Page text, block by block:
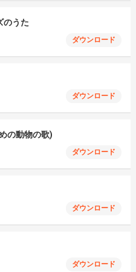
のうた
ダウンロード
ダウンロード
の動物の歌)
ダウンロード
ダウンロード
ダウンロード